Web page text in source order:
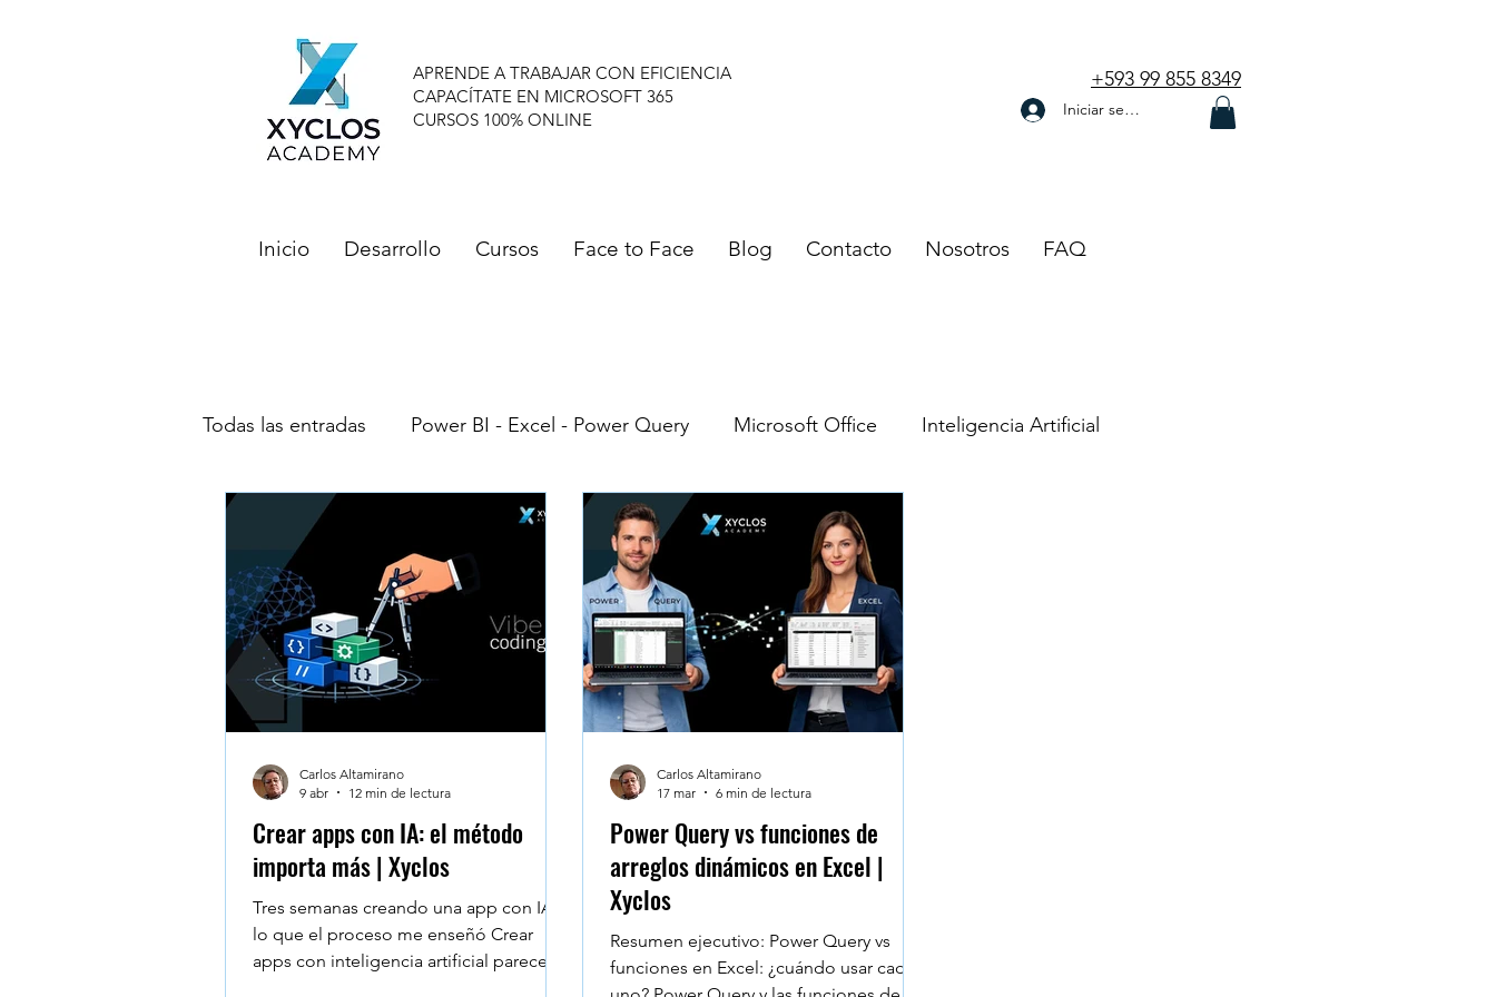
APRENDE A TRABAJAR CON EFICIENCIA
CAPACÍTATE EN MICROSOFT 365
CURSOS 100% ONLINE
+593 99 855 8349
Iniciar sesión
Inicio Desarrollo Cursos Face to Face Blog Contacto Nosotros FAQ
Todas las entradas Power BI - Excel - Power Query Microsoft Office Inteligencia Artificial
Testimonios - Reviews - Alumnos Microsoft Project - Planner
Microsoft Teams Google Workspace Data Heroes Face to Face
Windows 10 Claude Desktop Claude en Excel
Crear apps con IA: el método
importa más | Xyclos
Tres semanas creando una app con IA:
lo que el proceso me enseñó Crear
apps con inteligencia artificial parece
Carlos Altamirano
9 abr
12 min de lectura
Power Query vs funciones de
arreglos dinámicos en Excel |
Xyclos
Resumen ejecutivo: Power Query vs
funciones en Excel: ¿cuándo usar cada
Carlos Altamirano
17 mar
6 min de lectura